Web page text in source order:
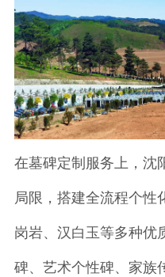
在墓碑定制服务上，沈
局限，搭建全流程个性
岗岩、汉白玉等多种优
碑、艺术个性碑、家族